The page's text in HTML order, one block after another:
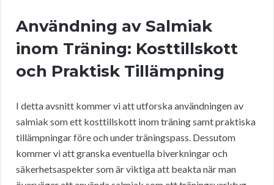
Användning av Salmiak
inom Träning: Kosttillskott
och Praktisk Tillämpning
I detta avsnitt kommer vi att utforska användningen av
salmiak som ett kosttillskott inom träning samt praktiska
tillämpningar före och under träningspass. Dessutom
kommer vi att granska eventuella biverkningar och
säkerhetsaspekter som är viktiga att beakta när man